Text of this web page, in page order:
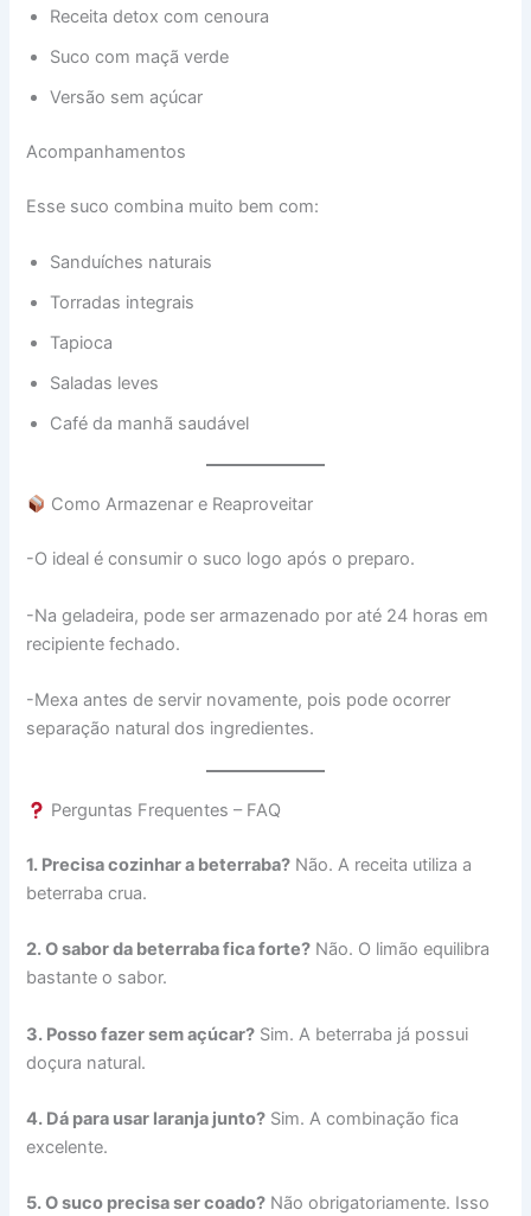
Receita detox com cenoura
Suco com maçã verde
Versão sem açúcar
Acompanhamentos
Esse suco combina muito bem com:
Sanduíches naturais
Torradas integrais
Tapioca
Saladas leves
Café da manhã saudável
Como Armazenar e Reaproveitar
-O ideal é consumir o suco logo após o preparo.
-Na geladeira, pode ser armazenado por até 24 horas em
recipiente fechado.
-Mexa antes de servir novamente, pois pode ocorrer
separação natural dos ingredientes.
Perguntas Frequentes – FAQ
1. Precisa cozinhar a beterraba? Não. A receita utiliza a
beterraba crua.
2. O sabor da beterraba fica forte? Não. O limão equilibra
bastante o sabor.
3. Posso fazer sem açúcar? Sim. A beterraba já possui
doçura natural.
4. Dá para usar laranja junto? Sim. A combinação fica
excelente.
5. O suco precisa ser coado? Não obrigatoriamente. Isso